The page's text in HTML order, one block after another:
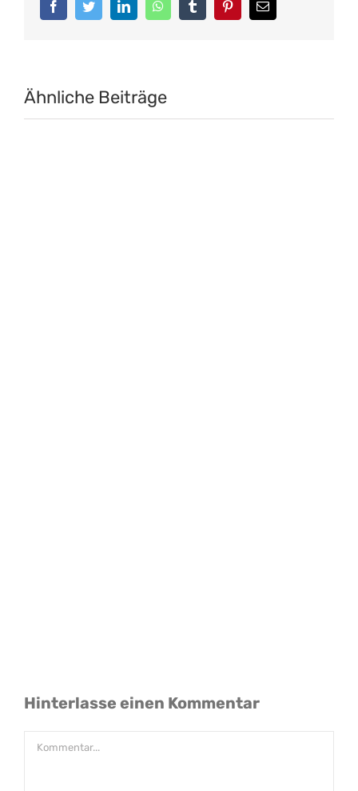
FacebookTwitterLinkedInWhatsAppTumblr PinterestE-
Mail
Ähnliche Beiträge
Hinterlasse einen Kommentar
Kommentar